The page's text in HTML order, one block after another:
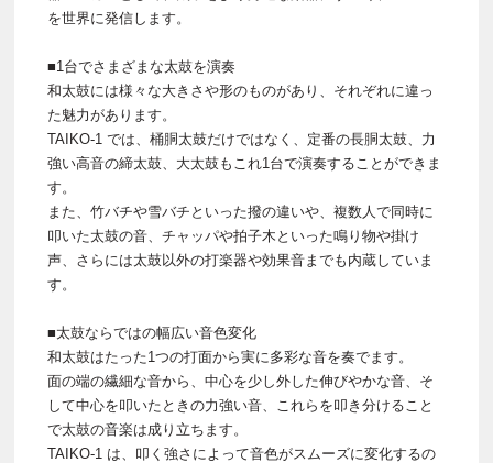
を世界に発信します。
■1台でさまざまな太鼓を演奏
和太鼓には様々な大きさや形のものがあり、それぞれに違っ
た魅力があります。
TAIKO-1 では、桶胴太鼓だけではなく、定番の長胴太鼓、力
強い高音の締太鼓、大太鼓もこれ1台で演奏することができま
す。
また、竹バチや雪バチといった撥の違いや、複数人で同時に
叩いた太鼓の音、チャッパや拍子木といった鳴り物や掛け
声、さらには太鼓以外の打楽器や効果音までも内蔵していま
す。
■太鼓ならではの幅広い音色変化
和太鼓はたった1つの打面から実に多彩な音を奏でます。
面の端の繊細な音から、中心を少し外した伸びやかな音、そ
して中心を叩いたときの力強い音、これらを叩き分けること
で太鼓の音楽は成り立ちます。
TAIKO-1 は、叩く強さによって音色がスムーズに変化するの